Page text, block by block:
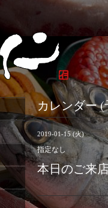
カレンダー
2019-01-15 (火)
指定なし
本日のご来